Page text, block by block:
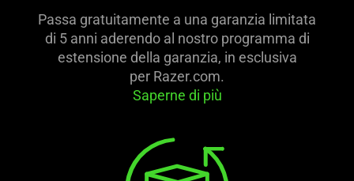
Passa gratuitamente a una garanzia limitata
di 5 anni aderendo al nostro programma di
estensione della garanzia, in esclusiva
per Razer.com.
Saperne di più